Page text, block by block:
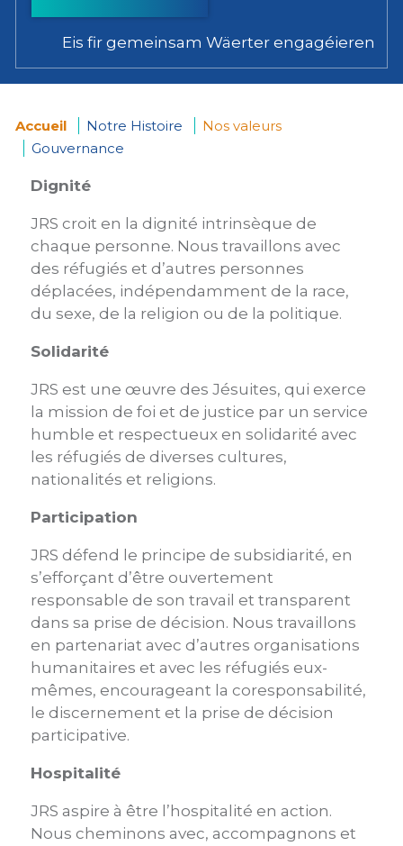
Eis fir gemeinsam Wäerter engagéieren
You
here
Accueil Notre Histoire
Nos valeurs
Gouvernance
Dignité
JRS croit en la dignité intrinsèque de
chaque personne. Nous travaillons avec
des réfugiés et d’autres personnes
déplacées, indépendamment de la race,
du sexe, de la religion ou de la politique.
Solidarité
JRS est une œuvre des Jésuites, qui exerce
la mission de foi et de justice par un service
humble et respectueux en solidarité avec
les réfugiés de diverses cultures,
nationalités et religions.
Participation
JRS défend le principe de subsidiarité, en
s’efforçant d’être ouvertement
responsable de son travail et transparent
dans sa prise de décision. Nous travaillons
en partenariat avec d’autres organisations
humanitaires et avec les réfugiés eux-
mêmes, encourageant la coresponsabilité,
le discernement et la prise de décision
participative.
Hospitalité
JRS aspire à être l’hospitalité en action.
Nous cheminons avec, accompagnons et